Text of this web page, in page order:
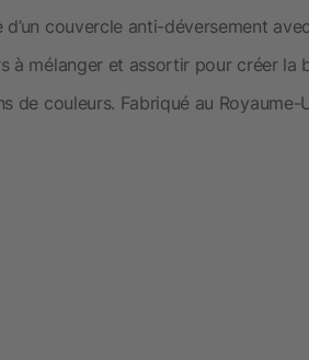
d’un couvercle anti-déversement
à mélanger et assortir pour créer
de couleurs. Fabriqué au Royaume-